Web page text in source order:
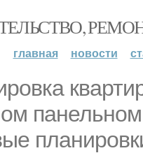
главная новости